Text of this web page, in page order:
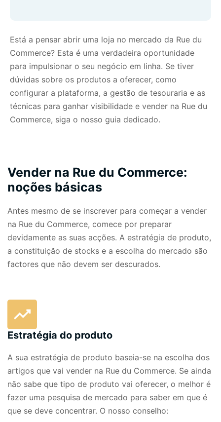
Está a pensar abrir uma loja no mercado da Rue du
Commerce? Esta é uma verdadeira oportunidade
para impulsionar o seu negócio em linha. Se tiver
dúvidas sobre os produtos a oferecer, como
configurar a plataforma, a gestão de tesouraria e as
técnicas para ganhar visibilidade e vender na Rue du
Commerce, siga o nosso guia dedicado.
Vender na Rue du Commerce:
noções básicas
Antes mesmo de se inscrever para começar a vender
na Rue du Commerce, comece por preparar
devidamente as suas acções. A estratégia de produto,
a constituição de stocks e a escolha do mercado são
factores que não devem ser descurados.
Estratégia do produto
A sua estratégia de produto baseia-se na escolha dos
artigos que vai vender na Rue du Commerce. Se ainda
não sabe que tipo de produto vai oferecer, o melhor é
fazer uma pesquisa de mercado para saber em que é
que se deve concentrar. O nosso conselho: